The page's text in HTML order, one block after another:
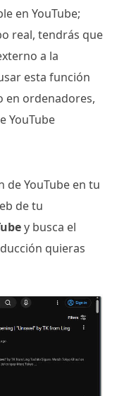
en YouTube;
real, tendrás que
a la
esta función
en ordenadores,
YouTube
de YouTube en tu
de tu
y busca el
quieras